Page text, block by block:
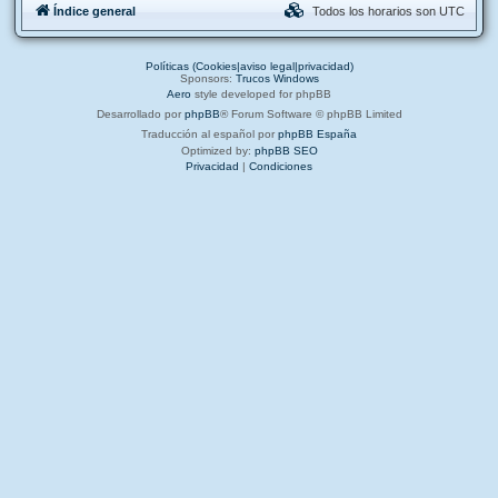
Índice general Todos los horarios son UTC
Políticas (Cookies|aviso legal|privacidad)
Sponsors: Trucos Windows
Aero style developed for phpBB
Desarrollado por phpBB® Forum Software © phpBB Limited
Traducción al español por phpBB España
Optimized by: phpBB SEO
Privacidad | Condiciones